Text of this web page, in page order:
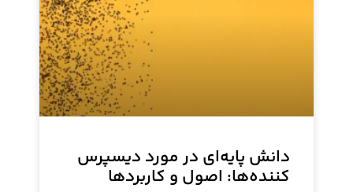
دانش پایه‌ای در مورد دیسپرس
کننده‌ها: اصول و کاربردها